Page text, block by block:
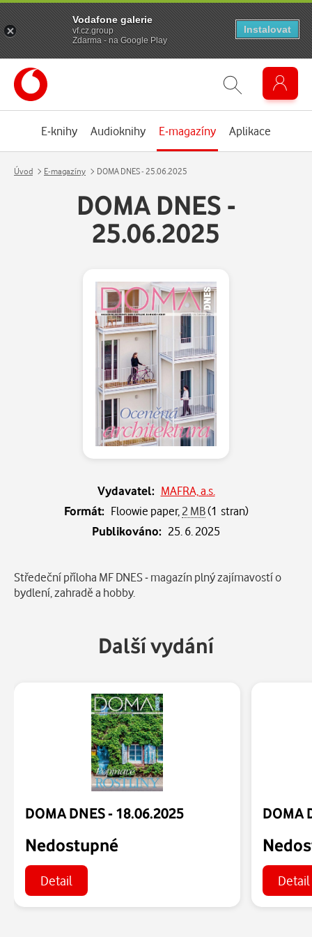
E-knihy Audioknihy E-magazíny Aplikace
Úvod E-magazíny DOMA DNES - 25.06.2025
DOMA DNES -
25.06.2025
Vydavatel: MAFRA, a.s.
Formát: Floowie paper, 2 MB(1 stran)
Publikováno: 25. 6. 2025
Popis
Středeční příloha MF DNES - magazín plný zajímavostí o
bydlení, zahradě a hobby.
Další vydání
DOMA DNES - 18.06.2025
Nedostupné
Detail
DOMA
Detail
Vodafone galerie
vf.cz.group
Zdarma - na Google Play
Instalovat